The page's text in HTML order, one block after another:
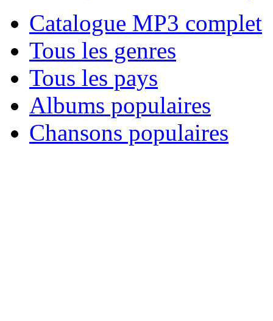
Catalogue MP3 complet
Tous les genres
Tous les pays
Albums populaires
Chansons populaires